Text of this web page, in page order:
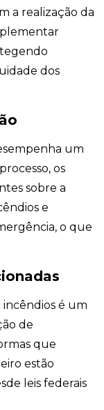
a realização da
dos
um
os
sobre a
e
o que
é um
de
que
estão
leis federais